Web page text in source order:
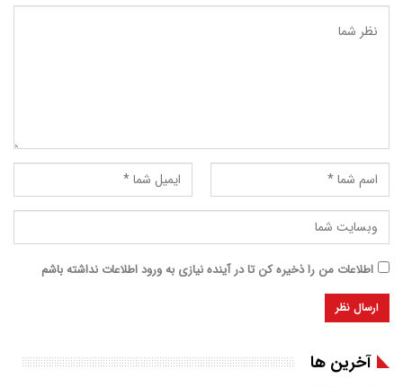
اطلاعات من را ذخیره کن تا در آینده نیازی به ورود اطلاعات نداشته باشم
آخرین ها